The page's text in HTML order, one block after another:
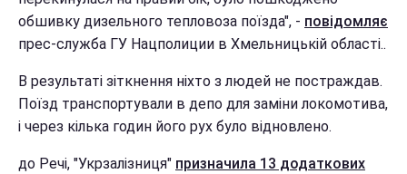
обшивку дизельного тепловоза поїзда", - повідомляє
прес-служба ГУ Нацполиции в Хмельницькій області..
В результаті зіткнення ніхто з людей не постраждав.
Поїзд транспортували в депо для заміни локомотива,
і через кілька годин його рух було відновлено.
до Речі, "Укрзалізниця" призначила 13 додаткових